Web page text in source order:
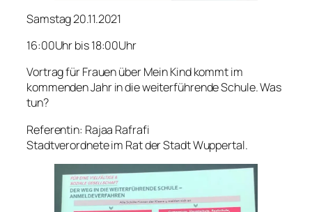
Samstag 20.11.2021
16:00Uhr bis 18:00Uhr
Vortrag für Frauen über Mein Kind kommt im
kommenden Jahr in die weiterführende Schule. Was
tun?
Referentin: Rajaa Rafrafi
Stadtverordnete im Rat der Stadt Wuppertal.